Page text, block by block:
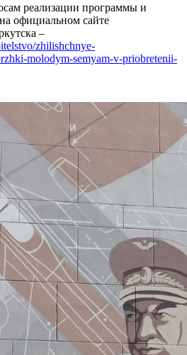
реализации программы и
официальном сайте
–
zhilishchnye-
molodym-semyam-v-priobretenii-